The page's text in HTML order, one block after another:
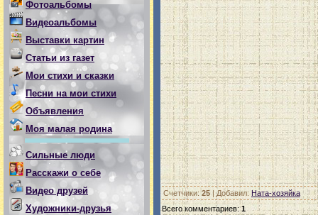
Фотоальбомы
Видеоальбомы
Выставки картин
Статьи из газет
Мои стихи и сказки
Песни на мои стихи
Объявления
Моя малая родина
Сильные люди
Расскажи о себе
Видео друзей
Художники-друзья
Счетчики: 25 |Добавил: Ната-хозяйка
Всего комментариев:1